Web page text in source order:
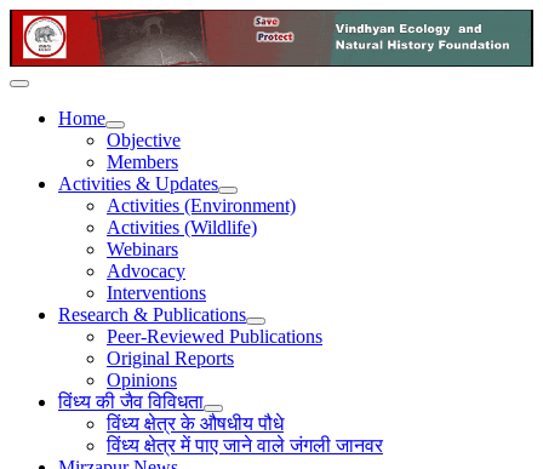
Home
Objective
Members
Activities & Updates
Activities (Environment)
Activities (Wildlife)
Webinars
Advocacy
Interventions
Research & Publications
Peer-Reviewed Publications
Original Reports
Opinions
विंध्य की जैव विविधता
विंध्य क्षेत्र के औषधीय पौधे
विंध्य क्षेत्र में पाए जाने वाले जंगली जानवर